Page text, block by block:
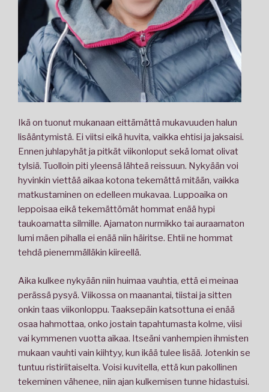
Ikä on tuonut mukanaan eittämättä mukavuuden halun
lisääntymistä. Ei viitsi eikä huvita, vaikka ehtisi ja jaksaisi.
Ennen juhlapyhät ja pitkät viikonloput sekä lomat olivat
tylsiä. Tuolloin piti yleensä lähteä reissuun. Nykyään voi
hyvinkin viettää aikaa kotona tekemättä mitään, vaikka
matkustaminen on edelleen mukavaa. Luppoaika on
leppoisaa eikä tekemättömät hommat enää hypi
taukoamatta silmille. Ajamaton nurmikko tai auraamaton
lumi mäen pihalla ei enää niin häiritse. Ehtii ne hommat
tehdä pienemmälläkin kiireellä.
Aika kulkee nykyään niin huimaa vauhtia, että ei meinaa
perässä pysyä. Viikossa on maanantai, tiistai ja sitten
onkin taas viikonloppu. Taaksepäin katsottuna ei enää
osaa hahmottaa, onko jostain tapahtumasta kolme, viisi
vai kymmenen vuotta aikaa. Itseäni vanhempien ihmisten
mukaan vauhti vain kiihtyy, kun ikää tulee lisää. Jotenkin se
tuntuu ristiriitaiselta. Voisi kuvitella, että kun pakollinen
tekeminen vähenee, niin ajan kulkemisen tunne hidastuisi.